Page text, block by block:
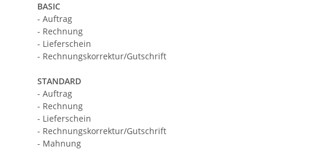
BASIC
- Auftrag
- Rechnung
- Lieferschein
- Rechnungskorrektur/Gutschrift
STANDARD
- Auftrag
- Rechnung
- Lieferschein
- Rechnungskorrektur/Gutschrift
- Mahnung